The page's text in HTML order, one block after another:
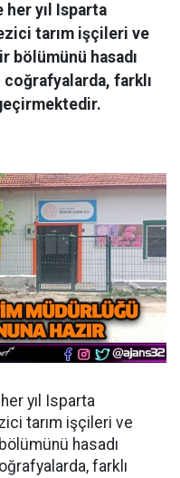
her yıl Isparta
tarım işçileri ve
bölümünü hasadı
farklı
yıl Isparta
tarım işçileri ve
hasadı
farklı